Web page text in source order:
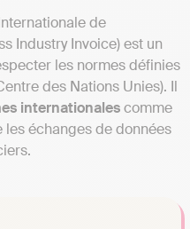
de
Industry Invoice) est un
les normes définies
des Nations Unies). Il
internationalescomme
échanges de données